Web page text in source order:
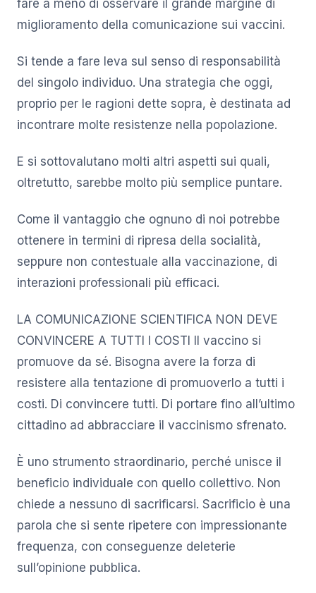
fare a meno di osservare il grande margine di
miglioramento della comunicazione sui vaccini.
Si tende a fare leva sul senso di responsabilità
del singolo individuo. Una strategia che oggi,
proprio per le ragioni dette sopra, è destinata ad
incontrare molte resistenze nella popolazione.
E si sottovalutano molti altri aspetti sui quali,
oltretutto, sarebbe molto più semplice puntare.
Come il vantaggio che ognuno di noi potrebbe
ottenere in termini di ripresa della socialità,
seppure non contestuale alla vaccinazione, di
interazioni professionali più efficaci.
LA COMUNICAZIONE SCIENTIFICA NON DEVE
CONVINCERE A TUTTI I COSTI Il vaccino si
promuove da sé. Bisogna avere la forza di
resistere alla tentazione di promuoverlo a tutti i
costi. Di convincere tutti. Di portare fino all’ultimo
cittadino ad abbracciare il vaccinismo sfrenato.
È uno strumento straordinario, perché unisce il
beneficio individuale con quello collettivo. Non
chiede a nessuno di sacrificarsi. Sacrificio è una
parola che si sente ripetere con impressionante
frequenza, con conseguenze deleterie
sull’opinione pubblica.